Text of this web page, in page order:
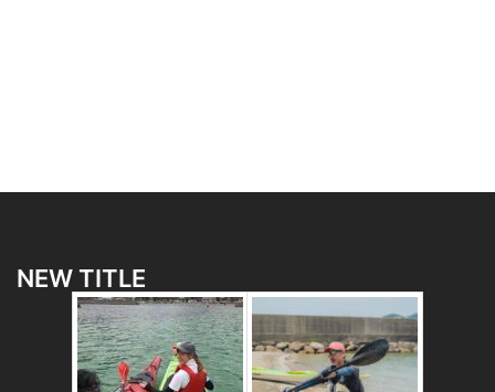
NEW TITLE